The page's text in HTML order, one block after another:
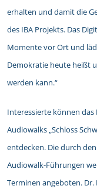
erhalten und damit die
des IBA Projekts. Das
Momente vor Ort und
Demokratie heute heißt
werden kann.“
Interessierte können das
Audiowalks „Schloss
entdecken. Die durch
Audiowalk-Führungen
Terminen angeboten.